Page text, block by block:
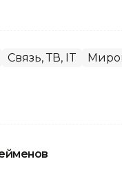
Связь, ТВ, IT